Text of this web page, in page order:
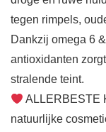
tegen rimpels,
Dankzij omega 6
antioxidanten
stralende teint.
ALLERBESTE
natuurlijke